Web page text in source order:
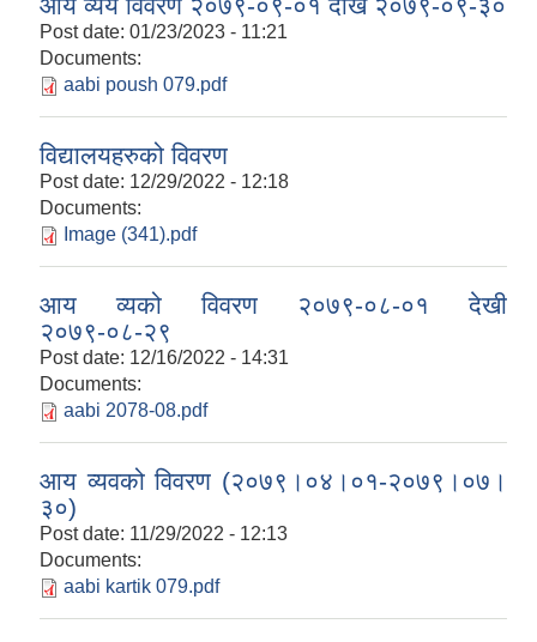
आय व्यय विवरण २०७९-०९-०१ देखि २०७९-०९-३०
Post date: 01/23/2023 - 11:21
Documents:
aabi poush 079.pdf
विद्यालयहरुको विवरण
Post date: 12/29/2022 - 12:18
Documents:
Image (341).pdf
आय व्यको विवरण २०७९-०८-०१ देखी
२०७९-०८-२९
Post date: 12/16/2022 - 14:31
Documents:
aabi 2078-08.pdf
आय व्यवको विवरण (२०७९।०४।०१-२०७९।०७।
३०)
Post date: 11/29/2022 - 12:13
Documents:
aabi kartik 079.pdf